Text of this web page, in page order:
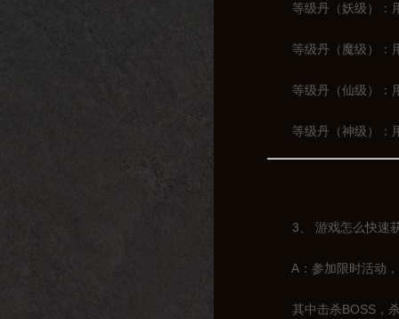
等级丹（妖级）：
等级丹（魔级）：
等级丹（仙级）：
等级丹（神级）：
3、 游戏怎么快速
A：参加限时活动，
其中击杀BOSS，杀